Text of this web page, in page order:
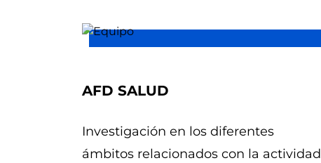
AFD SALUD
Investigación en los diferentes
ámbitos relacionados con la actividad